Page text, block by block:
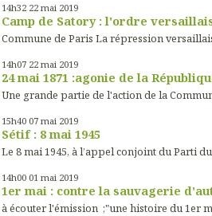
14h32 22 mai 2019
Camp de Satory : l'ordre
Commune de Paris La répression
14h07 22 mai 2019
24 mai 1871 :agonie de la
Une grande partie de l'action de la
15h40 07 mai 2019
Sétif : 8 mai 1945
Le 8 mai 1945, à l’appel conjoint du Parti
14h00 01 mai 2019
1er mai : contre la sauvagerie
à écouter l'émission ;"une histoire du 1er